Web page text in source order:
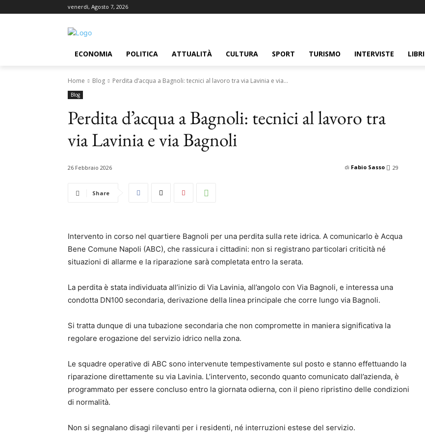
venerdì, Agosto 7, 2026
ECONOMIA POLITICA ATTUALITÀ CULTURA SPORT TURISMO INTERVISTE LIBRI
Home Blog Perdita d’acqua a Bagnoli: tecnici al lavoro tra via Lavinia e via...
Blog
Perdita d’acqua a Bagnoli: tecnici al lavoro tra
via Lavinia e via Bagnoli
26 Febbraio 2026 29
di Fabio Sasso
Share
Intervento in corso nel quartiere Bagnoli per una perdita sulla rete idrica. A comunicarlo è Acqua
Bene Comune Napoli (ABC), che rassicura i cittadini: non si registrano particolari criticità né
situazioni di allarme e la riparazione sarà completata entro la serata.
La perdita è stata individuata all’inizio di Via Lavinia, all’angolo con Via Bagnoli, e interessa una
condotta DN100 secondaria, derivazione della linea principale che corre lungo via Bagnoli.
Si tratta dunque di una tubazione secondaria che non compromette in maniera significativa la
regolare erogazione del servizio idrico nella zona.
Le squadre operative di ABC sono intervenute tempestivamente sul posto e stanno effettuando la
riparazione direttamente su via Lavinia. L’intervento, secondo quanto comunicato dall’azienda, è
programmato per essere concluso entro la giornata odierna, con il pieno ripristino delle condizioni
di normalità.
Non si segnalano disagi rilevanti per i residenti, né interruzioni estese del servizio.